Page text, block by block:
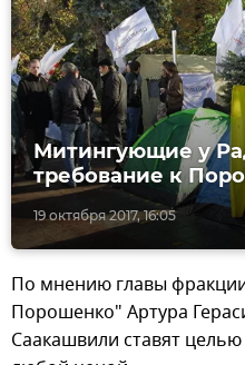
19 октября 2017, 16:05
Митингующие у
требование к
По мнению главы
Порошенко" Артура
Саакашвили ставят